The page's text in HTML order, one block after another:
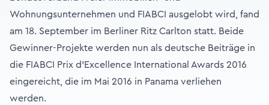
Wohnungsunternehmen und FIABCI ausgelobt wird, fand
am 18. September im Berliner Ritz Carlton statt. Beide
Gewinner-Projekte werden nun als deutsche Beiträge in
die FIABCI Prix d’Excellence International Awards 2016
eingereicht, die im Mai 2016 in Panama verliehen
werden.